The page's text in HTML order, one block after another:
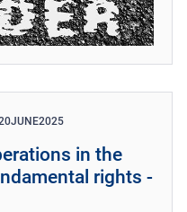
JUNE2025
in the
rights -